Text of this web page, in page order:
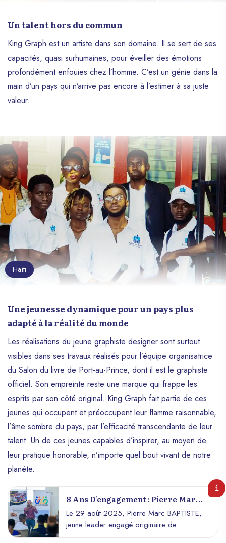
Un talent hors du commun
King Graph est un artiste dans son domaine. Il se sert de ses
capacités, quasi surhumaines, pour éveiller des émotions
profondément enfouies chez l’homme. C’est un génie dans la
main d’un pays qui n’arrive pas encore à l’estimer à sa juste
valeur.
Haïti
Une jeunesse dynamique pour un pays plus
adapté à la réalité du monde
Les réalisations du jeune graphiste designer sont surtout
visibles dans ses travaux réalisés pour l’équipe organisatrice
du Salon du livre de Port-au-Prince, dont il est le graphiste
officiel. Son empreinte reste une marque qui frappe les
esprits par son côté original. King Graph fait partie de ces
jeunes qui occupent et préoccupent leur flamme raisonnable,
l’âme sombre du pays, par l’efficacité transcendante de leur
talent. Un de ces jeunes capables d’inspirer, au moyen de
leur pratique honorable, n’importe quel bout vivant de notre
planète.
8 Ans D’engagement : Pierre Marc
BAPTISTE Mobilise Pour La
Bibliothèque De Cité Soleil
Le 29 août 2025, Pierre Marc BAPTISTE,
jeune leader engagé originaire de
Belecourt, Cité Soleil, célèbrera 8 ans